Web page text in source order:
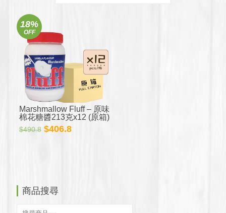
18%
OFF
Marshmallow Fluff – 原味
棉花糖醬213克x12 (原箱)
$490.8 原
$406.8目
商品搜尋